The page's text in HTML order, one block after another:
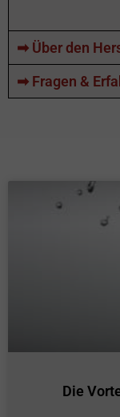
➡ Über den
➡ Fragen &
Die